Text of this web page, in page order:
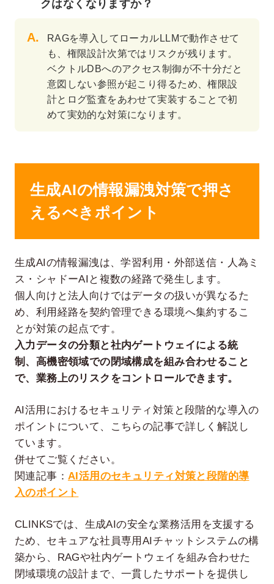
クはなくなりますか？
RAGを導入してローカルLLMで動作させて
も、権限設計次第ではリスクが残ります。
ベクトルDBへのアクセス制御が不十分だと
意図しない参照が起こり得るため、権限設
計とログ監査をあわせて実装することで初
めて実効的な対策になります。
生成AIの情報漏洩対策で押さ
えるべきポイント
生成AIの情報漏洩は、学習利用・外部送信・人為ミ
ス・シャドーAIと複数の経路で発生します。
個人向けと法人向けではデータの扱いが異なるた
め、利用経路を契約管理できる環境へ集約するこ
とが対策の起点です。
入力データの分類と社内ゲートウェイによる統
制、高機密領域での閉域構成を組み合わせること
で、業務上のリスクをコントロールできます。
AI活用におけるセキュリティ対策と段階的な導入の
ポイントについて、こちらの記事で詳しく解説し
ています。
併せてご覧ください。
関連記事： AI活用のセキュリティ対策と段階的導
入のポイント
CLINKSでは、生成AIの安全な業務活用を支援する
ため、セキュアな社員専用AIチャットシステムの構
築から、RAGや社内ゲートウェイを組み合わせた
閉域環境の設計まで、一貫したサポートを提供し